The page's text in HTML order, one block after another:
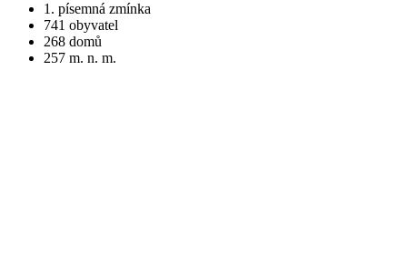
1. písemná zmínka
741 obyvatel
268 domů
257 m. n. m.